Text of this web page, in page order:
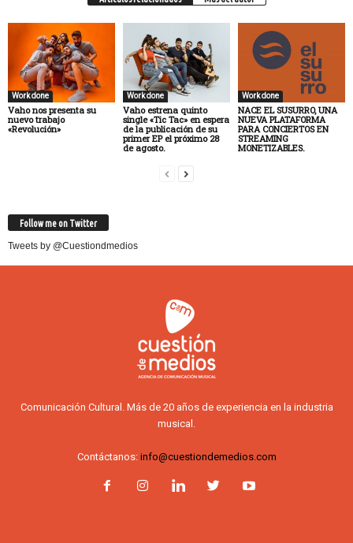
Work done
Vaho nos presenta su
nuevo trabajo
«Revolución»
Work done
Vaho estrena quinto
single «Tic Tac» en espera
de la publicación de su
primer EP el próximo 28
de agosto.
Work done
NACE EL SUSURRO, UNA
NUEVA PLATAFORMA
PARA CONCIERTOS EN
STREAMING
MONETIZABLES.
Follow me on Twitter
Tweets by @Cuestiondmedios
Comunicación Cultural. Más de 20 años de experiencia en la industria
musical.
Contáctanos: info@cuestiondemedios.com